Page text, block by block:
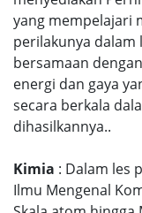
yang mempelajari
perilakunya dalam
bersamaan
energi dan gaya
secara berkala
dihasilkannya..
Kimia : Dalam les
Ilmu Mengenal